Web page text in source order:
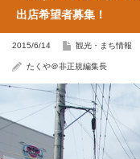
出店希望者募集！
2015/6/14 観光・まち情報
たくや＠非正規編集長